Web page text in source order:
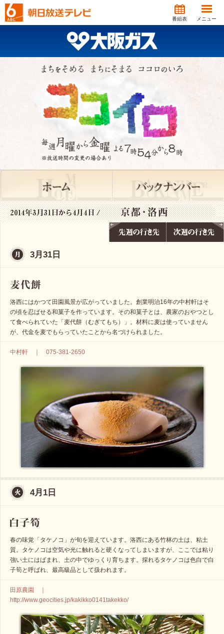
番組表 メニュー
3月31日
洛西にはかつて田園風景が広がっていました。創業明治16年の中村軒はそ
の頃を忍ばせる和菓子を作っています。その和菓子とは、農家のおやつとし
て食べられていた「麦代餅（むぎてもち）」。材料に麦は使っていません
が、代金を麦でもらっていたことから名づけられました。
中村軒 ｜ 075‐381‐2650
4月1日
春の味覚「タケノコ」が旬を迎えています。洛西にある竹林の土は、粘土
質。タケノコは空気や光に触れると硬くなってしまいますが、ここでは粘り
強い土にはばまれ、土の中でゆっくり育ちます。採れるタケノコは色白で白
子筍と呼ばれ、最高級品として扱われます。
田原農園 ｜
http://www.geocities.jp/kakikko0141takekko/